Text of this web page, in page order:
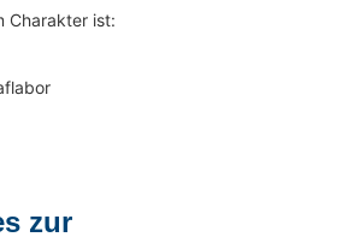
Charakter ist:
zur